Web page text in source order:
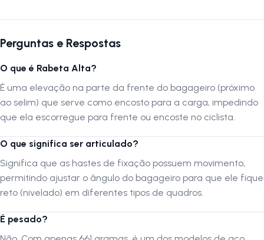
Marca:
Modelo:
Tubular Articulado
Compatibilidade: Aro 26
Material:
Aço
661 gramas
Característica:Rabeta Alta
Por que comprar este produto?
O Bagageiro AMR Rabeta Alta é uma solução realista para evitar
problemas comuns no transporte de cargas. A elevação na parte
caixas, evitando que atrapalhem o ciclista. Além disso, o sistema
Perguntas e Respostas
O que é Rabeta Alta?
É uma elevação na parte da frente do bagageiro (próximo
ao selim) que serve como encosto para a carga, impedindo
que ela escorregue para frente ou encoste no ciclista.
O que significa ser articulado?
Significa que as hastes de fixação possuem movimento,
permitindo ajustar o ângulo do bagageiro para que ele fique
reto (nivelado) em diferentes tipos de quadros.
É pesado?